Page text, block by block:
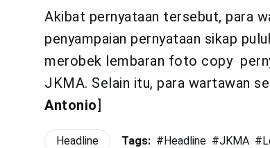
Akibat pernyataan tersebut, para
penyampaian pernyataan sikap
merobek lembaran foto copy
JKMA. Selain itu, para wartawan
Antonio]
Headline Tags: #Headline #JKMA #